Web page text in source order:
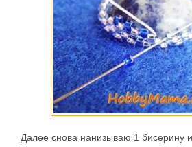
Далее снова нанизываю 1 бисерину